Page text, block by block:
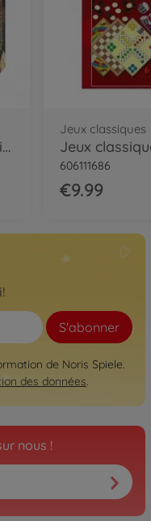
Jeux classiques - 400 possibilités de jeu
Jeux classiques
606111686
€9.99
S'abonner
de Noris Spiele.
des données.
nous !